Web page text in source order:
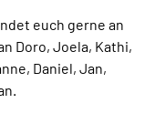
euch gerne an
Doro, Joela, Kathi,
Daniel, Jan,